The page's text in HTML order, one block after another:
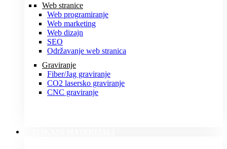
Web stranice
Web programiranje
Web marketing
Web dizajn
SEO
Održavanje web stranica
Graviranje
Fiber/Jag graviranje
CO2 lasersko graviranje
CNC graviranje